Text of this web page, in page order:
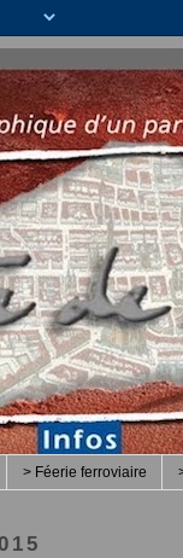
> Féerie ferroviaire